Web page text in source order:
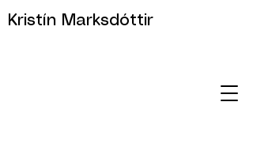
Kristín Marksdóttir